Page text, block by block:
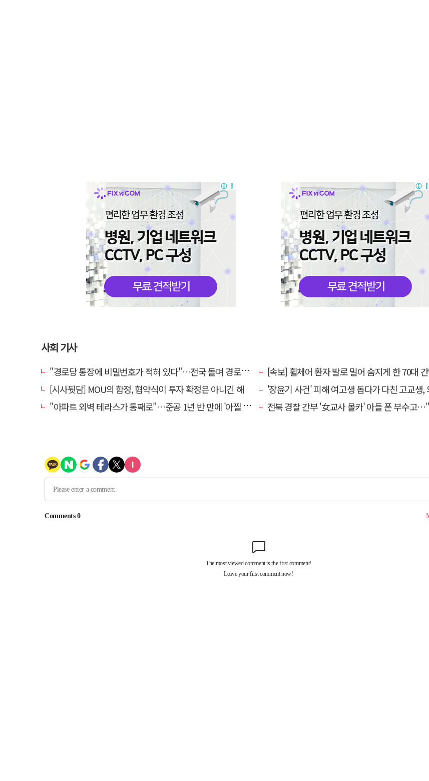
사회 기사
"경로당 통장에 비밀번호가 적혀 있다"…전국 돌며 경로당 13곳 턴 30대 구속
[속보] 휠체어 환자 발로 밀어 숨지게 한 70대 간병인…2심
[시사뒷담] MOU의 함정, 협약식이 투자 확정은 아니긴 해
'장윤기 사건' 피해 여고생 돕다가 다친 고교생,
"아파트 외벽 테라스가 통째로"…준공 1년 반 만에 '아찔 사고'
전북 경찰 간부 '女교사 몰카' 아들 폰 부수고…"처벌 못하는 사안"